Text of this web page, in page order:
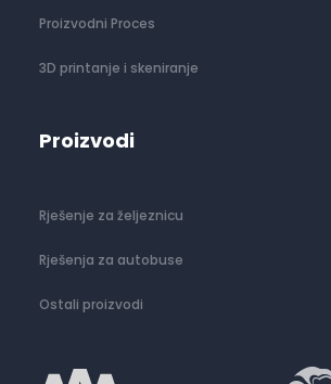
Proizvodni Proces
3D printanje i skeniranje
Proizvodi
Rješenje za željeznicu
Rješenja za autobuse
Ostali proizvodi